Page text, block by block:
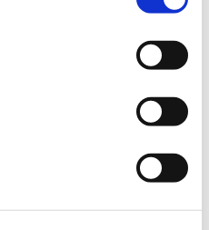
järjestetään nyt jo
vain hyvällä